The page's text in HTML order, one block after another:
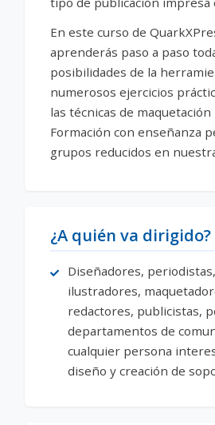
En este curso de
aprenderás paso a paso
posibilidades de la
numerosos ejercicios
las técnicas de
Formación con enseñanza
grupos reducidos en
¿A quién va dirigido?
Diseñadores,
ilustradores,
redactores, publicistas,
departamentos de
cualquier persona
diseño y creación de